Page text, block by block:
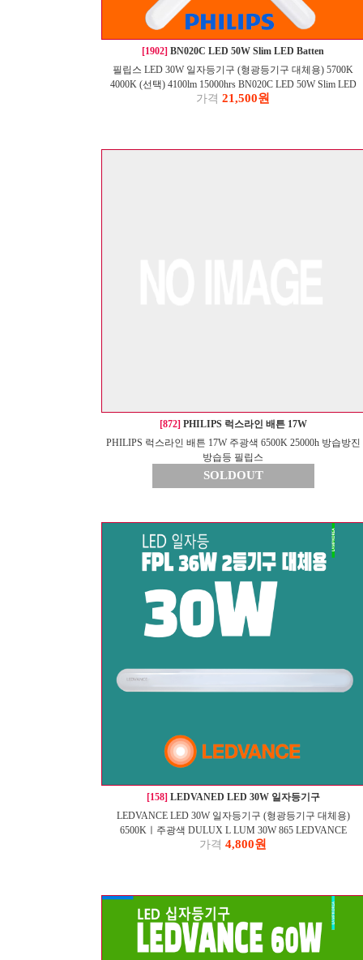
[1902] BN020C LED 50W Slim LED Batten
필립스 LED 30W 일자등기구 (형광등기구 대체용) 5700K
4000K (선택) 4100lm 15000hrs BN020C LED 50W Slim LED
Batten
가격 21,500원
[872] PHILIPS 럭스라인 배튼 17W
PHILIPS 럭스라인 배튼 17W 주광색 6500K 25000h 방습방진
방습등 필립스
SOLDOUT
[158] LEDVANED LED 30W 일자등기구
LEDVANCE LED 30W 일자등기구 (형광등기구 대체용)
6500Kㅣ주광색 DULUX L LUM 30W 865 LEDVANCE
SU11489-17001
가격 4,800원